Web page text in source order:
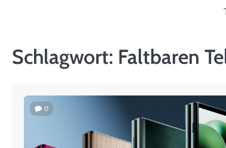
Schlagwort: Faltbaren
0